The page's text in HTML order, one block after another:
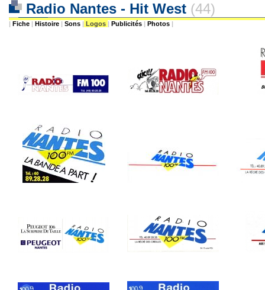
Radio Nantes - Hit West (44)
| Fiche | Histoire | Sons | Logos | Publicités | Photos |